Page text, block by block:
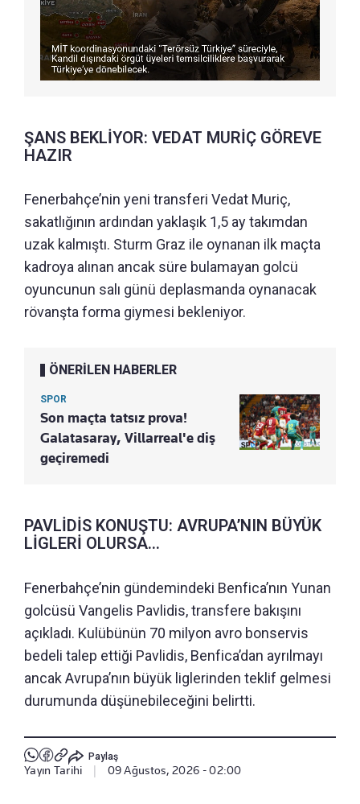
ŞANS BEKLİYOR: VEDAT MURİÇ GÖREVE
HAZIR
Fenerbahçe’nin yeni transferi Vedat Muriç,
sakatlığının ardından yaklaşık 1,5 ay takımdan
uzak kalmıştı. Sturm Graz ile oynanan ilk maçta
kadroya alınan ancak süre bulamayan golcü
oyuncunun salı günü deplasmanda oynanacak
rövanşta forma giymesi bekleniyor.
ÖNERİLEN HABERLER
SPOR
Son maçta tatsız prova!
Galatasaray, Villarreal'e diş
geçiremedi
PAVLİDİS KONUŞTU: AVRUPA’NIN BÜYÜK
LİGLERİ OLURSA...
Fenerbahçe’nin gündemindeki Benfica’nın Yunan
golcüsü Vangelis Pavlidis, transfere bakışını
açıkladı. Kulübünün 70 milyon avro bonservis
bedeli talep ettiği Pavlidis, Benfica’dan ayrılmayı
ancak Avrupa’nın büyük liglerinden teklif gelmesi
durumunda düşünebileceğini belirtti.
Paylaş
Yayın Tarihi 09 Ağustos, 2026 - 02:00